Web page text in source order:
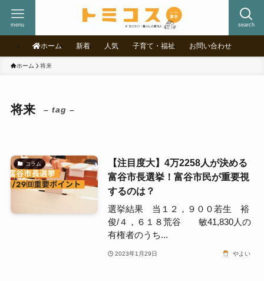
search
menu
ホーム 新着 人気 子育て・福祉 お問い合わせ
ホーム 将来
将来 – tag –
コラム
【注目度大】4万2258人が決める
富谷市長選挙！富谷市民が重要視
するのは？
選挙結果 当１２，９００若生 裕
俊/４，６１８荒谷 敏41,830人の
有権者のうち...
2023年1月29日 やよい